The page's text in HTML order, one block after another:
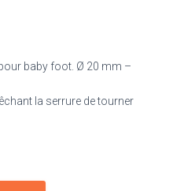
baby foot. Ø 20 mm –
la serrure de tourner